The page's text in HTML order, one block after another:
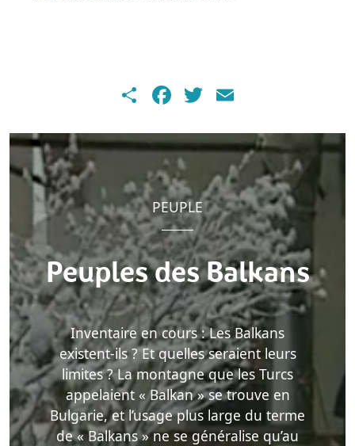
ShareFacebook
Twitter
PEUPLE
Peuples des Balkans
Inventaire en cours : Les Balkans
existent-ils ? Et quelles seraient leurs
limites ? La montagne que les Turcs
appelaient « Balkan » se trouve en
Bulgarie, et l’usage plus large du terme
de « Balkans » ne se généralise qu’au